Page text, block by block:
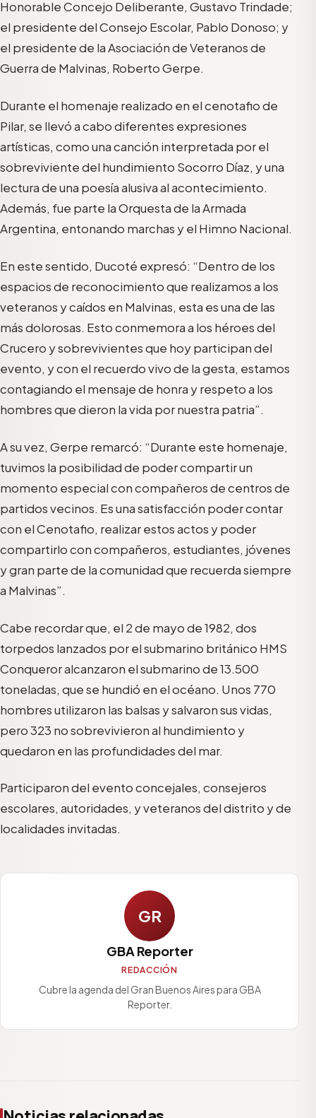
Honorable Concejo Deliberante, Gustavo Trindade;
el presidente del Consejo Escolar, Pablo Donoso; y
el presidente de la Asociación de Veteranos de
Guerra de Malvinas, Roberto Gerpe.
Durante el homenaje realizado en el cenotafio de
Pilar, se llevó a cabo diferentes expresiones
artísticas, como una canción interpretada por el
sobreviviente del hundimiento Socorro Díaz, y una
lectura de una poesía alusiva al acontecimiento.
Además, fue parte la Orquesta de la Armada
Argentina, entonando marchas y el Himno Nacional.
En este sentido, Ducoté expresó: “Dentro de los
espacios de reconocimiento que realizamos a los
veteranos y caídos en Malvinas, esta es una de las
más dolorosas. Esto conmemora a los héroes del
Crucero y sobrevivientes que hoy participan del
evento, y con el recuerdo vivo de la gesta, estamos
contagiando el mensaje de honra y respeto a los
hombres que dieron la vida por nuestra patria”.
A su vez, Gerpe remarcó: “Durante este homenaje,
tuvimos la posibilidad de poder compartir un
momento especial con compañeros de centros de
partidos vecinos. Es una satisfacción poder contar
con el Cenotafio, realizar estos actos y poder
compartirlo con compañeros, estudiantes, jóvenes
y gran parte de la comunidad que recuerda siempre
a Malvinas”.
Cabe recordar que, el 2 de mayo de 1982, dos
torpedos lanzados por el submarino británico HMS
Conqueror alcanzaron el submarino de 13.500
toneladas, que se hundió en el océano. Unos 770
hombres utilizaron las balsas y salvaron sus vidas,
pero 323 no sobrevivieron al hundimiento y
quedaron en las profundidades del mar.
Participaron del evento concejales, consejeros
escolares, autoridades, y veteranos del distrito y de
localidades invitadas.
GR
GBA Reporter
REDACCIÓN
Cubre la agenda del Gran Buenos Aires para GBA
Reporter.